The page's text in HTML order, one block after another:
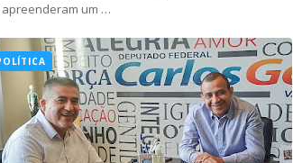
apreenderam um …